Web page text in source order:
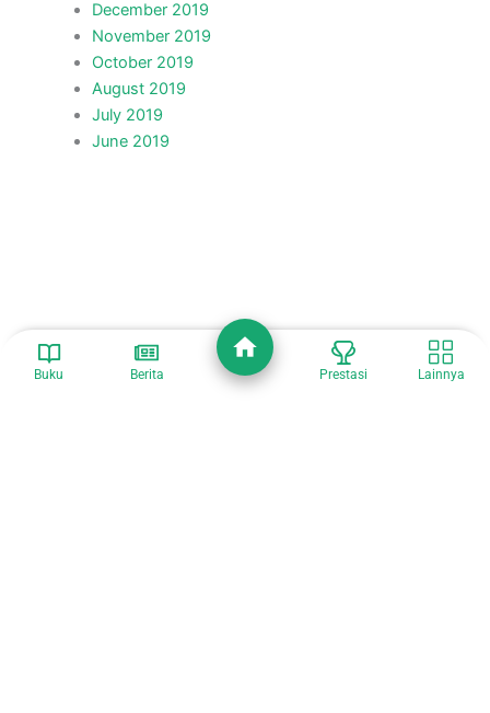
December 2019
November 2019
October 2019
August 2019
July 2019
June 2019
Buku Berita Prestasi Lainnya